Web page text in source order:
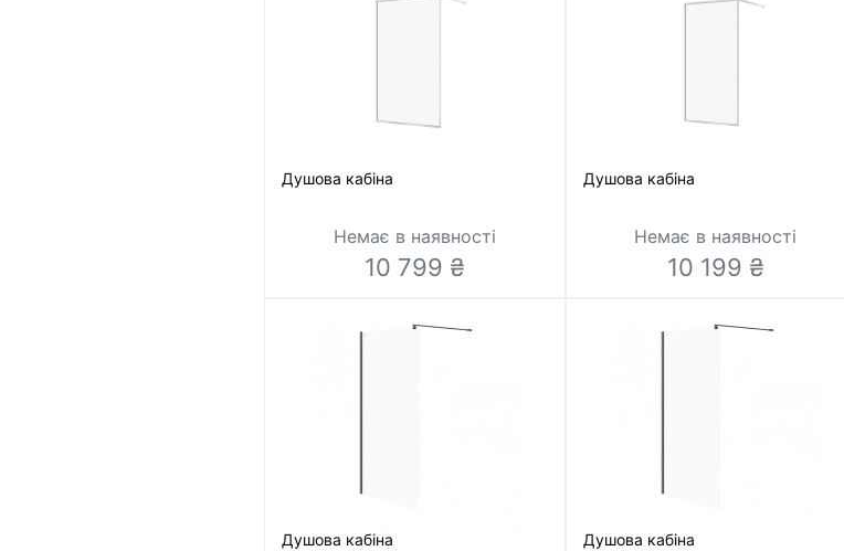
Душова кабіна
Немає в наявності
10 799 ₴
Душова кабіна
Немає в наявності
10 199 ₴
Душова кабіна Душова кабіна